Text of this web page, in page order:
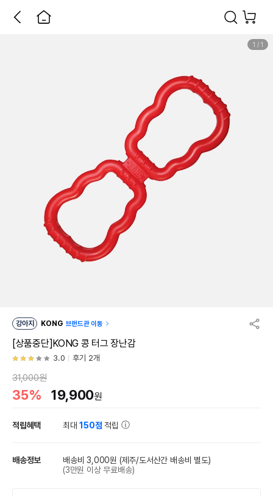
1 / 1
강아지 KONG 브랜드관 이동
[상품중단]KONG 콩 터그 장난감
3.0 후기 2개
31,000원
35% 19,900원
적립혜택 최대150점 적립
배송정보 배송비 3,000원 (제주/도서산간 배송비 별도)
(3만원 이상 무료배송)